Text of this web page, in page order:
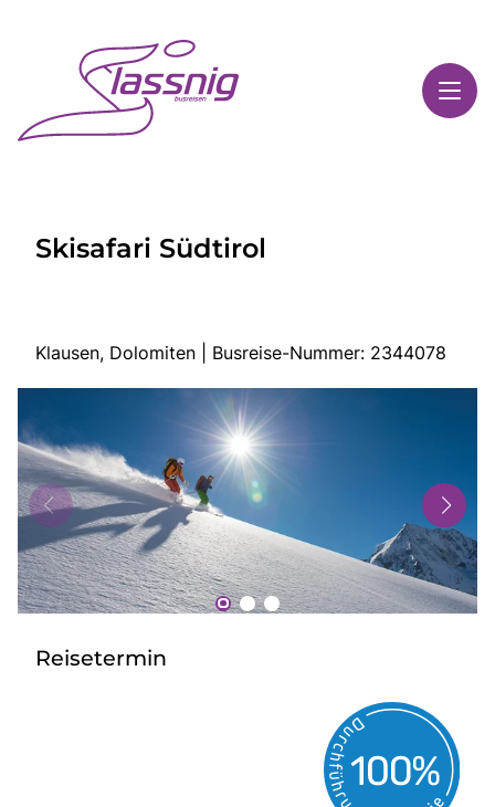
Highlights
Start
Busreisen
Bus mieten
Gutscheine
Kontakt
Skisafari Südtirol
Klausen, Dolomiten | Busreise-Nummer: 2344078
Reisetermin